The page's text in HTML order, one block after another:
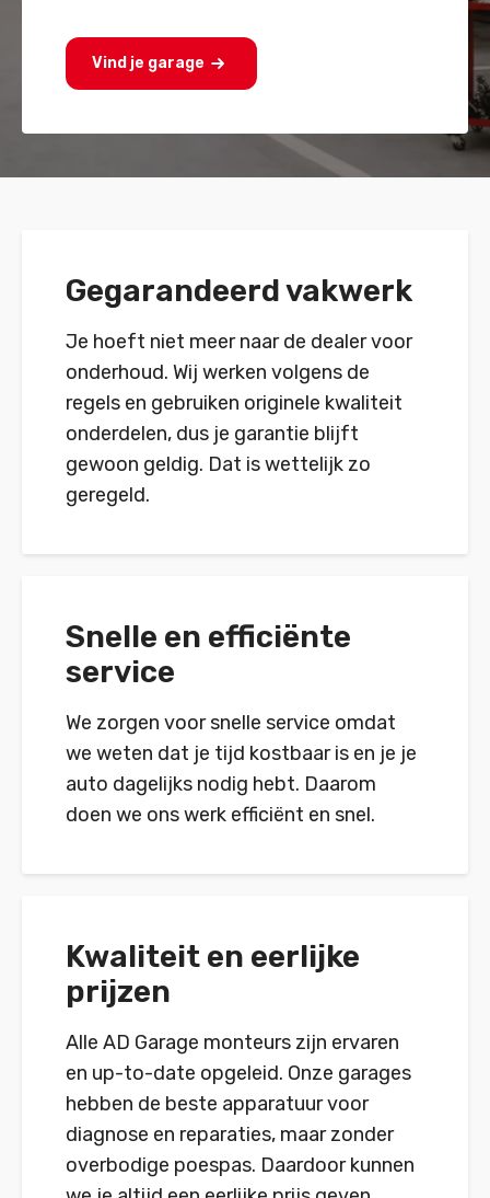
Vind je garage
Gegarandeerd vakwerk
Je hoeft niet meer naar de dealer voor
onderhoud. Wij werken volgens de
regels en gebruiken originele kwaliteit
onderdelen, dus je garantie blijft
gewoon geldig. Dat is wettelijk zo
geregeld.
Snelle en efficiënte
service
We zorgen voor snelle service omdat
we weten dat je tijd kostbaar is en je je
auto dagelijks nodig hebt. Daarom
doen we ons werk efficiënt en snel.
Kwaliteit en eerlijke
prijzen
Alle AD Garage monteurs zijn ervaren
en up-to-date opgeleid. Onze garages
hebben de beste apparatuur voor
diagnose en reparaties, maar zonder
overbodige poespas. Daardoor kunnen